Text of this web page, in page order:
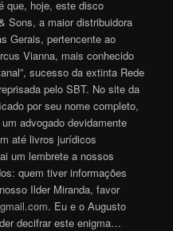
que, hoje, este disco
Sons, a maior distribuidora
Gerais, pertencente ao
Vianna, mais conhecido
sucesso da extinta Rede
pelo SBT. No site da
por seu nome completo,
advogado devidamente
até livros jurídicos
um lembrete a nossos
quem tiver informações
Ilder Miranda, favor
. Eu e o Augusto
decifrar este enigma…